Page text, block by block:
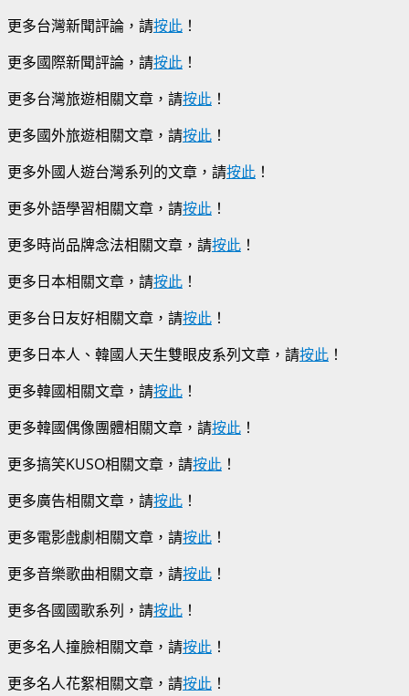
更多台灣新聞評論，請按此 ！
更多國際新聞評論，請按此 ！
更多台灣旅遊相關文章，請按此 ！
更多國外旅遊相關文章，請按此 ！
更多外國人遊台灣系列的文章，請按此 ！
更多外語學習相關文章，請按此 ！
更多時尚品牌念法相關文章，請按此 ！
更多日本相關文章，請按此 ！
更多台日友好相關文章，請按此 ！
更多日本人、韓國人天生雙眼皮系列文章，請按此 ！
更多韓國相關文章，請按此 ！
更多韓國偶像團體相關文章，請按此 ！
更多搞笑KUSO相關文章，請按此 ！
更多廣告相關文章，請按此 ！
更多電影戲劇相關文章，請按此 ！
更多音樂歌曲相關文章，請按此 ！
更多各國國歌系列，請按此 ！
更多名人撞臉相關文章，請按此 ！
更多名人花絮相關文章，請按此 ！